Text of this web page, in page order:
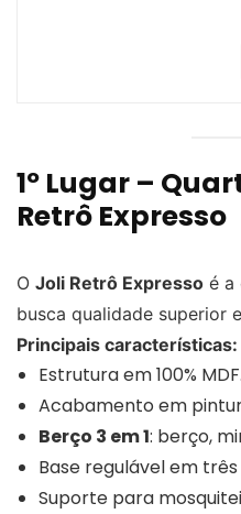
1º Lugar –
Retrô Expresso
O Joli Retrô Expresso é a
busca qualidade superior
Principais características:
Estrutura em 100% MDF.
Acabamento em
Berço 3 em 1: berço,
Base regulável em
Suporte para